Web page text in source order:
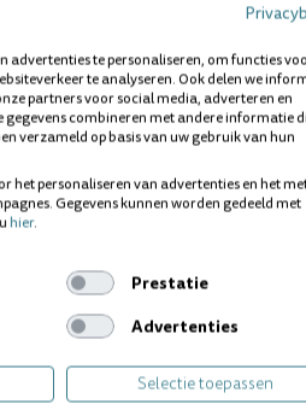
Tepe Angle
Oranje
Direct
Inhoud: 25
€14,95
€11,49
advertenties te personaliseren, om functies
te analyseren. Ook delen we
partners voor social media, adverteren en
gegevens combineren met andere informatie
verzameld op basis van uw gebruik van hun
het personaliseren van advertenties en het
Gegevens kunnen worden gedeeld met
hier.
Prestatie
Advertenties
Selectie toepassen